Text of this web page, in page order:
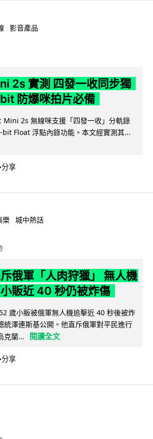
影音產品
2s 實測 四發一收同步獨
防爆咪拍片必備
Mini 2s 無線咪支援「四發一收」分軌錄
Float 浮點內錄功能。本文經實測其...
分享
樂 城中熱話
俄軍「人肉狩獵」 無人機
販近 40 秒仍被炸傷
歲小販被俄軍無人機追擊近 40 秒後被炸
統澤連斯基公開。他直斥俄軍對平民進行
克蘭...
閱讀全文
分享